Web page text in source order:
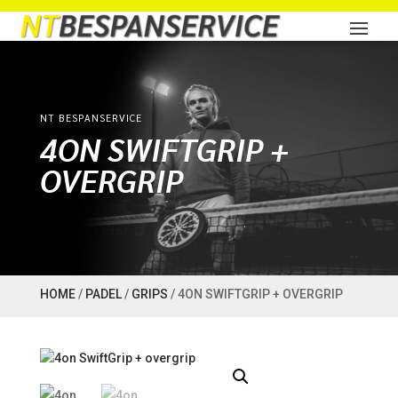
NT BESPANSERVICE
4ON SWIFTGRIP +
OVERGRIP
HOME/ PADEL/ GRIPS / 4ON SWIFTGRIP + OVERGRIP